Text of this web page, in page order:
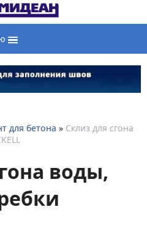
для бетона » Склиз для сгона
воды,